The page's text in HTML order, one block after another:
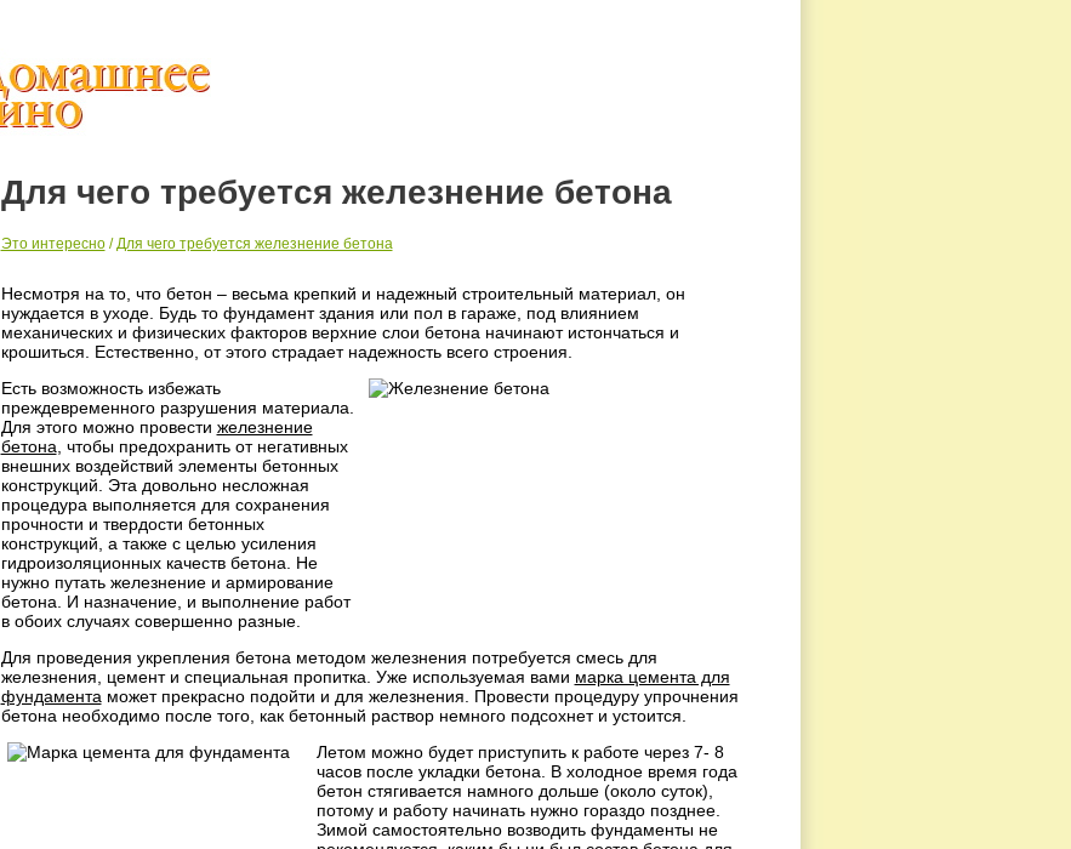
Для чего требуется железнение бетона
Это интересно/ Для чего требуется железнение бетона
Несмотря на то, что бетон – весьма крепкий и надежный строительный материал, он
нуждается в уходе. Будь то фундамент здания или пол в гараже, под влиянием
механических и физических факторов верхние слои бетона начинают истончаться и
крошиться. Естественно, от этого страдает надежность всего строения.
Есть возможность избежать
преждевременного разрушения материала.
Для этого можно провести железнение
бетона , чтобы предохранить от негативных
внешних воздействий элементы бетонных
конструкций. Эта довольно несложная
процедура выполняется для сохранения
прочности и твердости бетонных
конструкций, а также с целью усиления
гидроизоляционных качеств бетона. Не
нужно путать железнение и армирование
бетона. И назначение, и выполнение работ
в обоих случаях совершенно разные.
Для проведения укрепления бетона методом железнения потребуется смесь для
железнения, цемент и специальная пропитка. Уже используемая вами марка цемента для
фундамента может прекрасно подойти и для железнения. Провести процедуру упрочнения
бетона необходимо после того, как бетонный раствор немного подсохнет и устоится.
Летом можно будет приступить к работе через 7- 8
часов после укладки бетона. В холодное время года
бетон стягивается намного дольше (около суток),
потому и работу начинать нужно гораздо позднее.
Зимой самостоятельно возводить фундаменты не